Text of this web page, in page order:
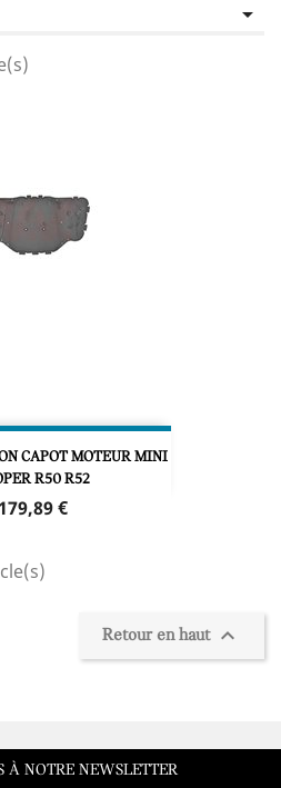

CAPOT MOTEUR MINI
R50 R52
Prix
179,89 €
Retour en haut 
À NOTRE NEWSLETTER